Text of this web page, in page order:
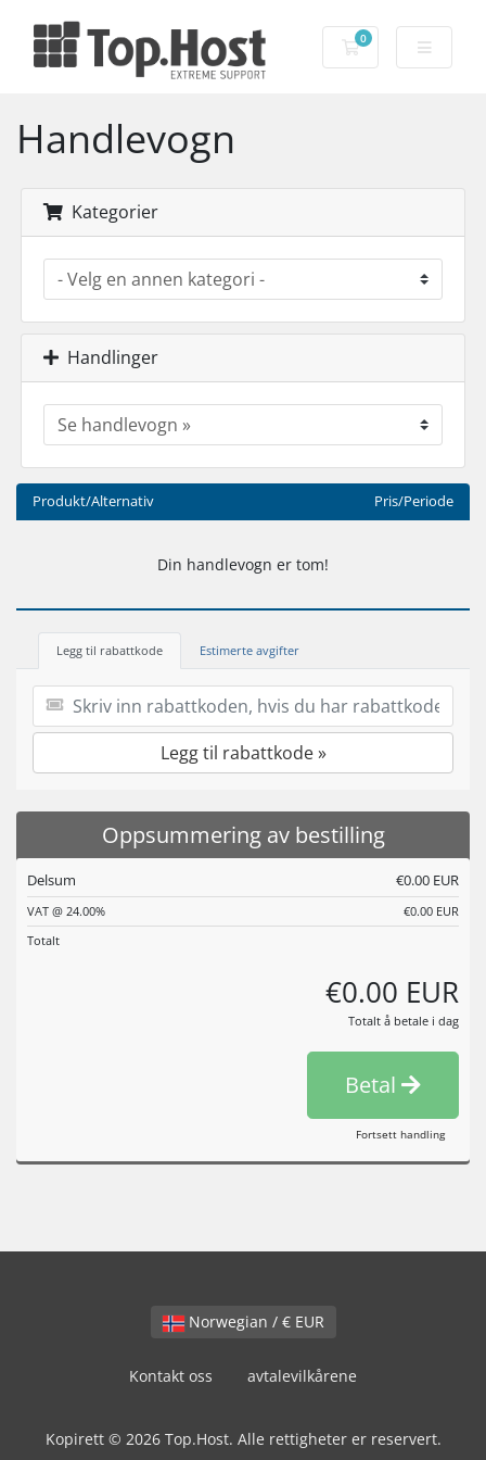
0
Handlevogn
Handlevogn
Kategorier
Handlinger
Produkt/Alternativ Pris/Periode
Din handlevogn er tom!
Legg til rabattkode Estimerte avgifter
Legg til rabattkode »
Oppsummering av bestilling
Delsum €0.00 EUR
VAT @ 24.00%
€0.00 EUR
Totalt
€0.00 EUR
Totalt å betale i dag
Betal
Fortsett handling
Norwegian / € EUR
Kontakt oss avtalevilkårene
Kopirett © 2026 Top.Host. Alle rettigheter er reservert.